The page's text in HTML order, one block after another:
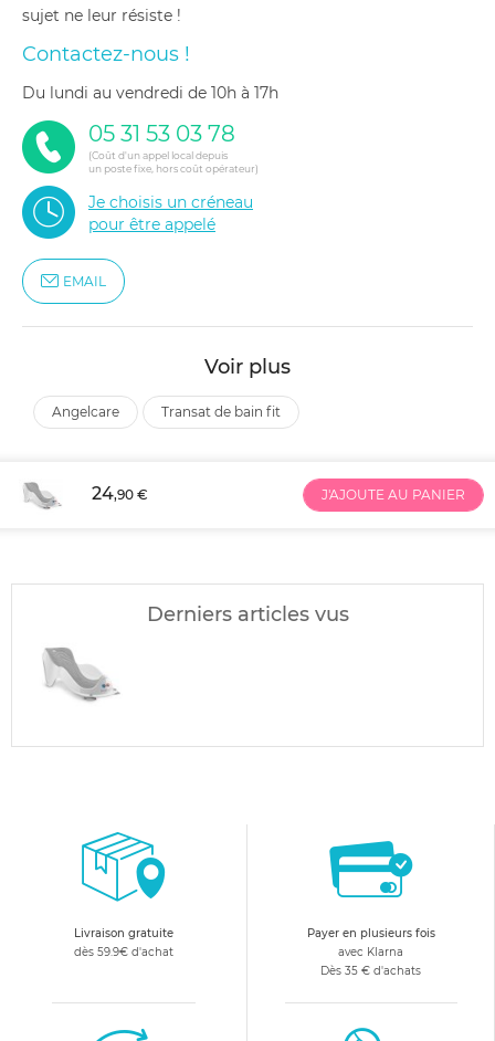
sujet ne leur résiste !
Contactez-nous !
du lundi au vendredi de 10h à 17h
05 31 53 03 78
(Coût d'un appel local depuis
un poste fixe, hors coût opérateur)
Je choisis un créneau
pour être appelé
EMAIL
Voir plus
angelcare transat de bain fit
24,90 € J'AJOUTE AU PANIER
Derniers articles vus
Livraison gratuite
dès 59.9€ d'achat
Payer en plusieurs fois
avec Klarna
Dès 35 € d'achats